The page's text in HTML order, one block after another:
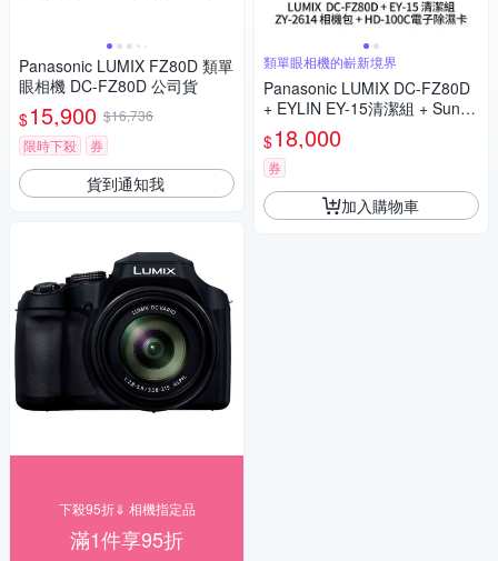
Panasonic LUMIX FZ80D 類單
眼相機 DC-FZ80D 公司貨
$15,900 $16,736
限時下殺
券
貨到通知我
下殺95折⇓ 相機指定品
滿1件享95折
類單眼相機的嶄新境界
Panasonic LUMIX DC-FZ80D
+ EYLIN EY-15清潔組 + SunLi
ght ZY-2614相機包 + EirMai 銳
瑪 HD-100C電子除濕卡 FZ80
D (公司貨)
$18,000
券
加入購物車